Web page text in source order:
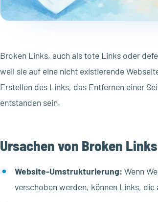
Broken Links, auch als tote Links oder
weil sie auf eine nicht existierende
Erstellen des Links, das Entfernen einer
entstanden sein.
Ursachen von Broken Links
Website-Umstrukturierung: Wenn
verschoben werden, können Links,